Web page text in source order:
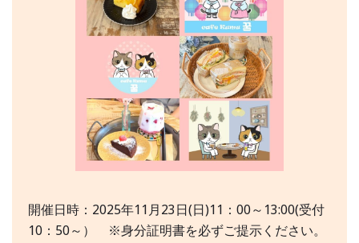
開催日時：2025年11月23日(日)11：00～13:00(受付
10：50～） ※身分証明書を必ずご提示ください。